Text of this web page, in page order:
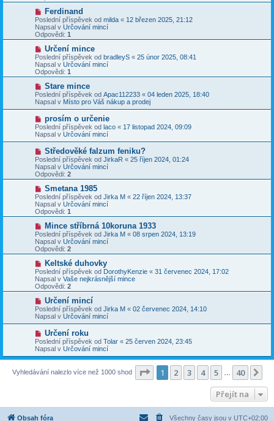
v
e
k
p
s
p
ě
v
e
k
N
o
v
ý
p
s
p
ě
v
e
k
Ferdinand
Poslední příspěvek od milda « 12 březen 2025, 21:12
Napsal v Určování mincí
Odpovědi: 1
N
o
v
ý
p
s
p
e
k
Určení mince
Poslední příspěvek od bradleyS « 25 únor 2025, 08:41
Napsal v Určování mincí
Odpovědi: 1
N
o
v
ý
í
s
p
ě
v
e
k
Stare mince
Poslední příspěvek od Apac112233 « 04 leden 2025, 18:40
Napsal v Místo pro Váš nákup a prodej
N
o
v
ý
p
í
s
p
v
e
k
prosím o určenie
Poslední příspěvek od laco « 17 listopad 2024, 09:09
Napsal v Určování mincí
N
o
v
ý
p
s
p
ě
v
e
k
Středověké falzum feniku?
Poslední příspěvek od JirkaR « 25 říjen 2024, 01:24
Napsal v Určování mincí
Odpovědi: 2
N
o
v
ý
p
s
p
ě
v
e
k
Smetana 1985
Poslední příspěvek od Jirka M « 22 říjen 2024, 13:37
Napsal v Určování mincí
Odpovědi: 1
N
o
v
ý
p
s
p
ě
v
e
k
Mince stříbrná 10koruna 1933
Poslední příspěvek od Jirka M « 08 srpen 2024, 13:19
Napsal v Určování mincí
Odpovědi: 2
N
o
v
ý
p
s
p
v
e
k
Keltské duhovky
Poslední příspěvek od DorothyKenzie « 31 červenec 2024, 17:02
Napsal v Vaše nejkrásnější mince
Odpovědi: 2
N
o
v
ý
p
í
s
p
v
Určení mincí
Poslední příspěvek od Jirka M « 02 červenec 2024, 14:10
Napsal v Určování mincí
N
o
v
ý
p
ř
í
k
Určení roku
Poslední příspěvek od Tolar « 25 červen 2024, 23:45
Napsal v Určování mincí
Vyhledávání nalezlo více než 1000 shod Stránka z 40
1 2 3 4 5 40
Přejít na
Obsah fóra Všechny časy jsou v UTC+02:00